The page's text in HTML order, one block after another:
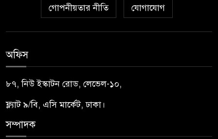
গোপনীয়তার নীতি যোগাযোগ
অফিস
৮৭, নিউ ইস্কাটন রোড, লেভেল-১০,
ফ্ল্যাট ৯/বি, এসি মার্কেট, ঢাকা।
সম্পাদক